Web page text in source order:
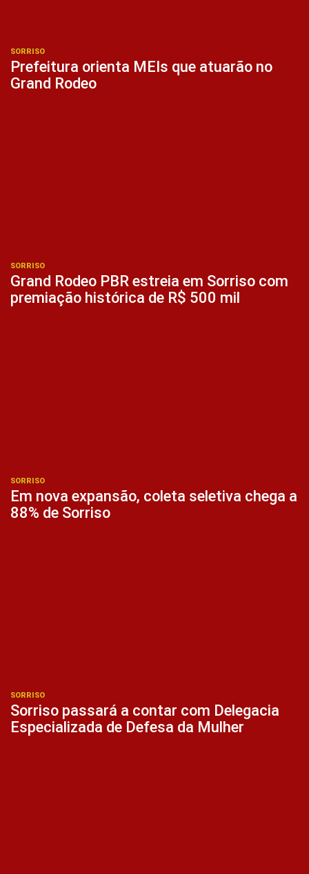
SORRISO
Prefeitura orienta MEIs que atuarão no
Grand Rodeo
SORRISO
Grand Rodeo PBR estreia em Sorriso com
premiação histórica de R$ 500 mil
SORRISO
Em nova expansão, coleta seletiva chega a
88% de Sorriso
SORRISO
Sorriso passará a contar com Delegacia
Especializada de Defesa da Mulher